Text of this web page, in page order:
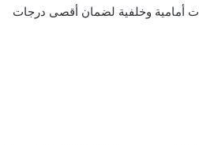
المحيطية بزاوية 360 درجة، وحساسات أمامية وخلفية لضمان أقصى درجات